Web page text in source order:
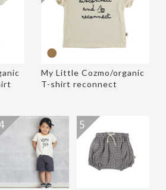
My Little Cozmo/organic
T-shirt reconnect
5